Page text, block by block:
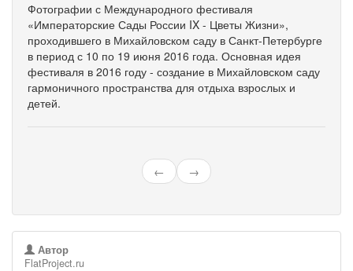
Фотографии с Международного фестиваля
«Императорские Сады России IX - Цветы Жизни»,
проходившего в Михайловском саду в Санкт-Петербурге
в период с 10 по 19 июня 2016 года. Основная идея
фестиваля в 2016 году - создание в Михайловском саду
гармоничного пространства для отдыха взрослых и
детей.
← →
Автор
FlatProject.ru